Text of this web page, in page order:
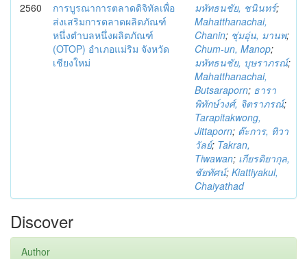
2560
การบูรณาการตลาดดิจิทัลเพื่อ
ส่งเสริมการตลาดผลิตภัณฑ์
หนึ่งตำบลหนึ่งผลิตภัณฑ์
(OTOP) อำเภอแม่ริม จังหวัด
เชียงใหม่
มหัทธนชัย, ชนินทร์;
Mahatthanachai,
Chanin; ชุ่มอุ่น, มานพ;
Chum-un, Manop;
มหัทธนชัย, บุษราภรณ์;
Mahatthanachai,
Butsaraporn; ธารา
พิทักษ์วงศ์, จิตราภรณ์;
Tarapitakwong,
Jittaporn; ต๊ะการ, ทิวา
วัลย์; Takran,
Tiwawan; เกียรติยากุล,
ชัยทัศน์; Kiattiyakul,
Chaiyathad
Discover
Author